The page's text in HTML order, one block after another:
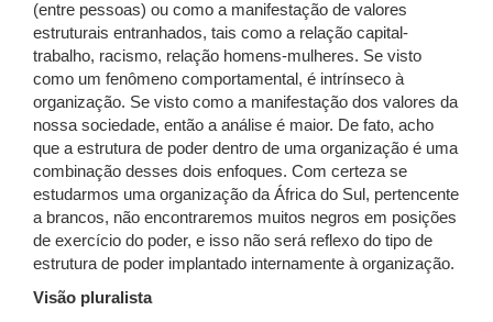
(entre pessoas) ou como a manifestação de valores
estruturais entranhados, tais como a relação capital-
trabalho, racismo, relação homens-mulheres. Se visto
como um fenômeno comportamental, é intrínseco à
organização. Se visto como a manifestação dos valores da
nossa sociedade, então a análise é maior. De fato, acho
que a estrutura de poder dentro de uma organização é uma
combinação desses dois enfoques. Com certeza se
estudarmos uma organização da África do Sul, pertencente
a brancos, não encontraremos muitos negros em posições
de exercício do poder, e isso não será reflexo do tipo de
estrutura de poder implantado internamente à organização.
Visão pluralista